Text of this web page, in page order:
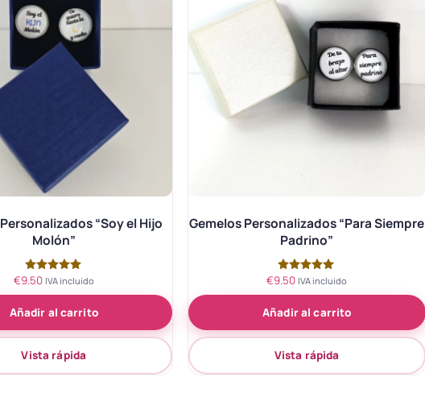
“Soy el Hijo
Molón”
Valorado
de 5
€9.50 IVA incluido
Añadir al carrito
Vista rápida
Gemelos Personalizados “Para Siempre
Padrino”
Valorado
de 5
€9.50 IVA incluido
Añadir al carrito
Vista rápida